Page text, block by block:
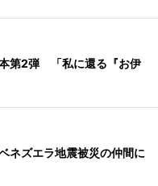
第2弾 「私に還る『お伊
ネズエラ地震被災の仲間に